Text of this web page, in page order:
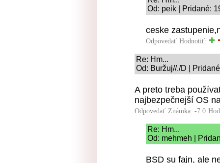
Od: peik | Pridané:
ceske
Odpovedať Hodnotiť:
Re: Hm...
Od: Buržuj//./D |
A preto treba
najbezpečnejší OS
Odpovedať Známka: -7.0
Re: Hm...
Od: mehmeh |
BSD su fajn, ale